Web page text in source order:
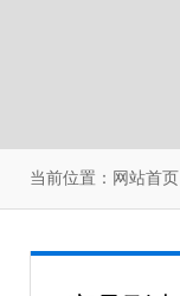
当前位置： 网站首页